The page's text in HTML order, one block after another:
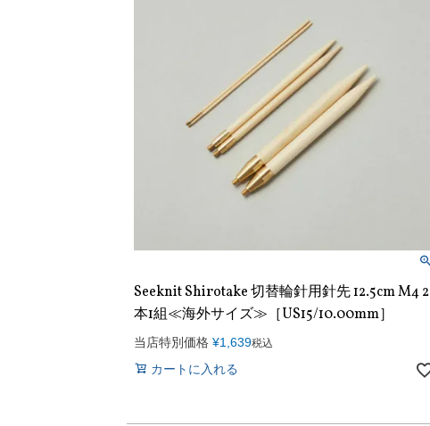
Seeknit Shirotake 切替輪針用針先 12.5cm M4 2
本1組≪海外サイズ≫［US15/10.00mm］
当店特別価格 ¥1,639税込
カートに入れる